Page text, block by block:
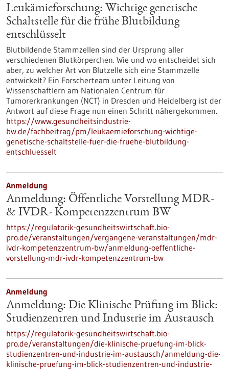
Leukämieforschung: Wichtige genetische
Schaltstelle für die frühe Blutbildung
entschlüsselt
Blutbildende Stammzellen sind der Ursprung aller
verschiedenen Blutkörperchen. Wie und wo entscheidet sich
aber, zu welcher Art von Blutzelle sich eine Stammzelle
entwickelt? Ein Forscherteam unter Leitung von
Wissenschaftlern am Nationalen Centrum für
Tumorerkrankungen (NCT) in Dresden und Heidelberg ist der
Antwort auf diese Frage nun einen Schritt nähergekommen.
https://www.gesundheitsindustrie-
bw.de/fachbeitrag/pm/leukaemieforschung-wichtige-
genetische-schaltstelle-fuer-die-fruehe-blutbildung-
entschluesselt
Anmeldung
Anmeldung: Öffentliche Vorstellung MDR-
& IVDR- Kompetenzzentrum BW
https://regulatorik-gesundheitswirtschaft.bio-
pro.de/veranstaltungen/vergangene-veranstaltungen/mdr-
ivdr-kompetenzzentrum-bw/anmeldung-oeffentliche-
vorstellung-mdr-ivdr-kompetenzzentrum-bw
Anmeldung
Anmeldung: Die Klinische Prüfung im Blick:
Studienzentren und Industrie im Austausch
https://regulatorik-gesundheitswirtschaft.bio-
pro.de/veranstaltungen/die-klinische-pruefung-im-blick-
studienzentren-und-industrie-im-austausch/anmeldung-die-
klinische-pruefung-im-blick-studienzentren-und-industrie-